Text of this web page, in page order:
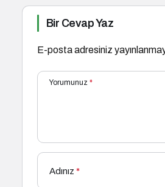
Bir Cevap Yaz
E-posta adresiniz
Yorumunuz *
Adınız *